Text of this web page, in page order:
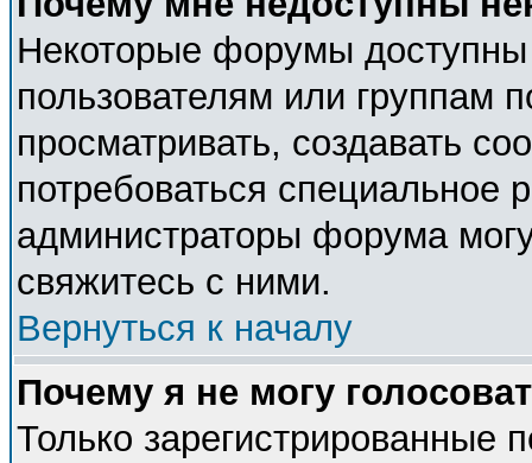
Некоторые форумы
пользователям или группам
просматривать, создавать
потребоваться
администраторы форума
свяжитесь с ними.
Вернуться к началу
Почему я не могу
Только зарегистрированные